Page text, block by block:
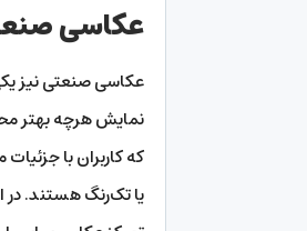
عکاسی
عکاسی صنعتی نیز
نمایش هرچه بهتر
که کاربران با
یا تک‌رنگ هستند.